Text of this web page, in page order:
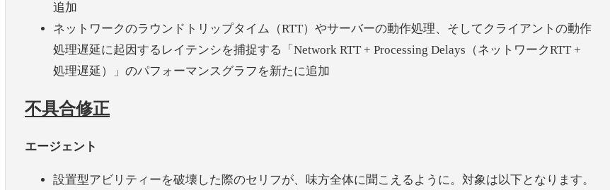
追加
ネットワークのラウンドトリップタイム（RTT）やサーバーの動作処理、そしてクライアントの動作
処理遅延に起因するレイテンシを捕捉する「Network RTT + Processing Delays（ネットワークRTT +
処理遅延）」のパフォーマンスグラフを新たに追加
不具合修正
エージェント
設置型アビリティーを破壊した際のセリフが、味方全体に聞こえるように。対象は以下となります。